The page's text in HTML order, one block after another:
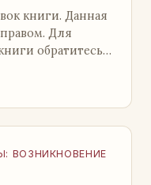
книги. Данная
Для
обратитесь к
ВОЗНИКНОВЕНИЕ